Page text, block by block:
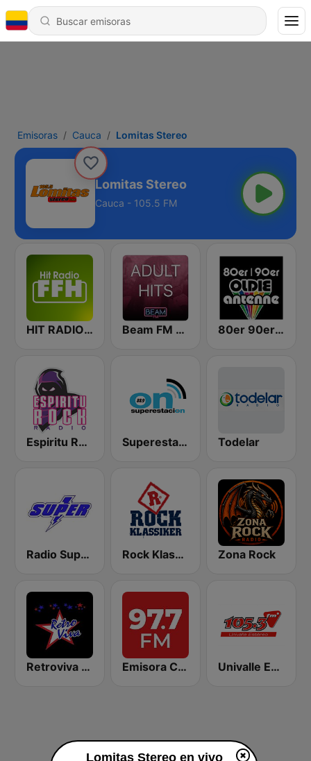
Emisoras Cauca Lomitas Stereo
Lomitas Stereo
Cauca - 105.5 FM
HIT RADIO FFH Beam FM - Adult Hits 80er 90er OLDIE ANTENNE
Espiritu Rock Superestación FM Todelar
Radio Super Cali Rock Klassiker Zona Rock
Retroviva Rock Emisora Cultural RAC Univalle Estéreo
Lomitas Stereo en vivo